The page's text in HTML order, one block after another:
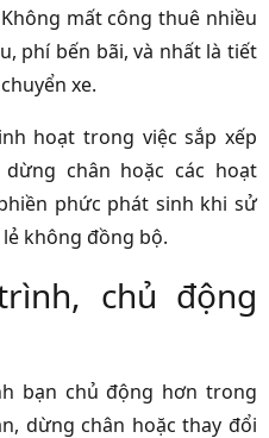
mất công thuê nhiều
phí bến bãi, và nhất là tiết
xe.
hoạt trong việc sắp xếp
chân hoặc các hoạt
phức phát sinh khi sử
không đồng bộ.
chủ động
bạn chủ động hơn trong
dừng chân hoặc thay đổi